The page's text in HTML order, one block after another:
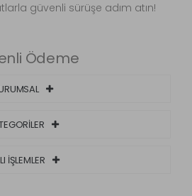
güvenli sürüşe adım atın!
İŞLEMLER